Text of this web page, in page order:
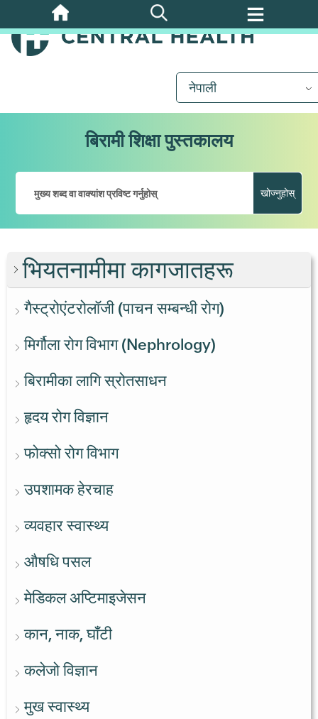
सामग्रीमा
जानुहोस्
नेपाली
बिरामी शिक्षा पुस्तकालय
खोज्नुहोस्
भियतनामीमा कागजातहरू
गैस्ट्रोएंटरोलॉजी (पाचन सम्बन्धी रोग)
मिर्गौला रोग विभाग (Nephrology)
बिरामीका लागि स्रोतसाधन
हृदय रोग विज्ञान
फोक्सो रोग विभाग
उपशामक हेरचाह
व्यवहार स्वास्थ्य
औषधि पसल
मेडिकल अप्टिमाइजेसन
कान, नाक, घाँटी
कलेजो विज्ञान
मुख स्वास्थ्य